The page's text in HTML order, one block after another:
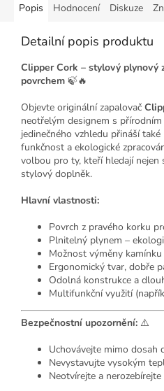
Popis Hodnocení Diskuze
Detailní popis produktu
Clipper Cork – stylový plynový
povrchem 🍃🔥
Objevte originální zapalovač
neotřelým designem s
jedinečného vzhledu přináší
funkčnost a ekologické
volbou pro ty, kteří hledají nejen
stylový doplněk.
Hlavní vlastnosti:
Povrch z pravého korku
Plnitelný plynem –
Možnost výměny kamínku
Ergonomický tvar, dobře
Odolná konstrukce a
Multifunkční využití
Bezpečnostní upozornění: ⚠️
Uchovávejte mimo dosah
Nevystavujte vysokým
Neotvírejte a nerozebírejte